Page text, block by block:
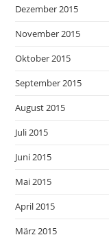
Dezember 2015
November 2015
Oktober 2015
September 2015
August 2015
Juli 2015
Juni 2015
Mai 2015
April 2015
März 2015